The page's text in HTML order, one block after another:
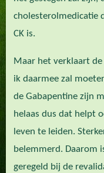
cholesterolmedicatie
CK is.
Maar het verklaart
ik daarmee zal
de Gabapentine zijn
helaas dus dat helpt
leven te leiden.
belemmerd. Daarom
geregeld bij de